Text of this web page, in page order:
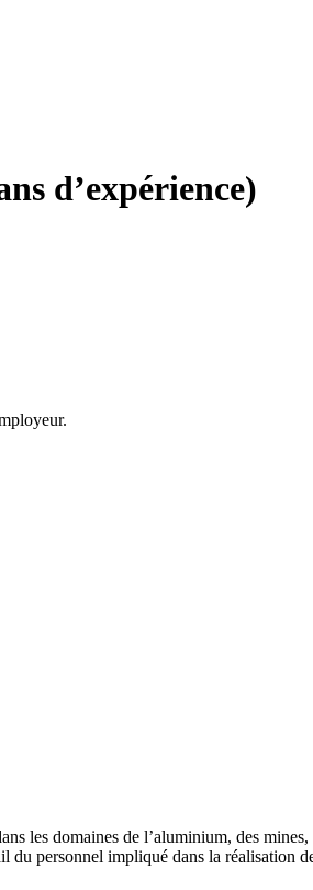
d’expérience)
les domaines de l’aluminium, des
personnel impliqué dans la réalisation